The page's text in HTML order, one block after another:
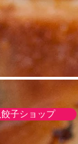
します。
箱に返品
す。
第発送い
子ショップ